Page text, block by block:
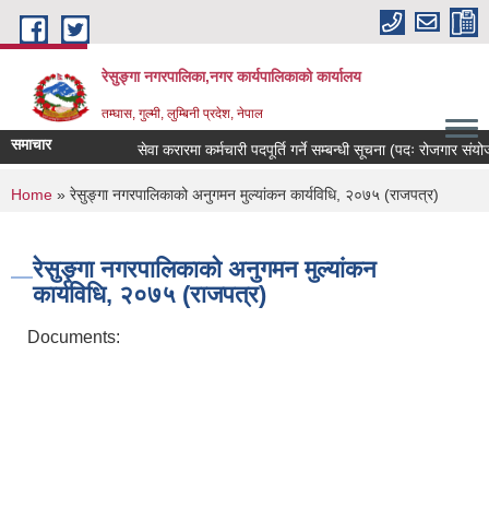
Skip to main content
रेसुङ्गा नगरपालिका,नगर कार्यपालिकाको कार्यालय
तम्घास, गुल्मी, लुम्बिनी प्रदेश, नेपाल
समाचार सेवा करारमा कर्मचारी पदपूर्ति गर्ने सम्बन्धी सूचना (पदः रोजगार संयोजक,
You are here
Home » रेसुङ्गा नगरपालिकाको अनुगमन मुल्यांकन कार्यविधि, २०७५ (राजपत्र)
रेसुङ्गा नगरपालिकाको अनुगमन मुल्यांकन
कार्यविधि, २०७५ (राजपत्र)
Documents: